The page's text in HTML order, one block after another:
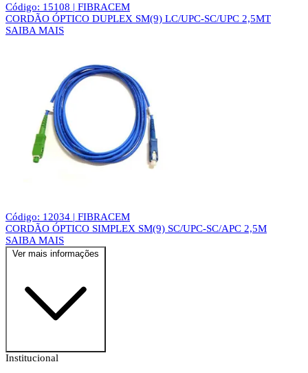
Código: 15108 | FIBRACEM
CORDÃO ÓPTICO DUPLEX SM(9) LC/UPC-SC/UPC 2,5MT
SAIBA MAIS
Código: 12034 | FIBRACEM
CORDÃO ÓPTICO SIMPLEX SM(9) SC/UPC-SC/APC 2,5M
SAIBA MAIS
Ver mais informações
Institucional